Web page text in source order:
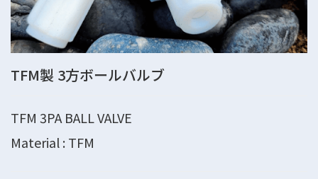
TFM製 3方ボールバルブ
TFM 3PA BALL VALVE
Material : TFM